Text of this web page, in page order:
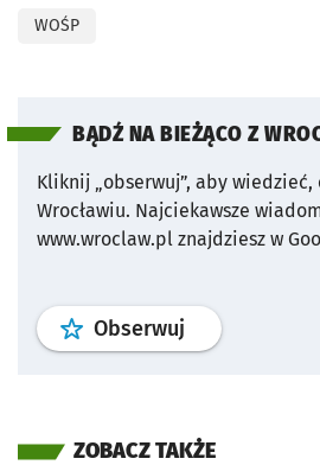
WOŚP
BĄDŹ NA BIEŻĄCO Z
Kliknij „obserwuj”, aby wiedzieć,
Wrocławiu. Najciekawsze
www.wroclaw.pl znajdziesz w
Obserwuj profil
ZOBACZ TAKŻE